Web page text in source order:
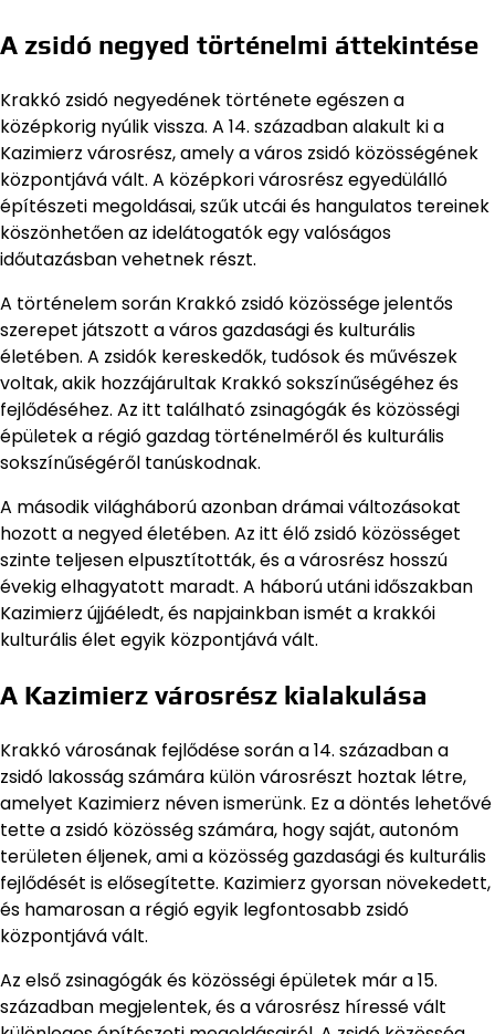
A zsidó negyed történelmi áttekintése
Krakkó zsidó negyedének története egészen a
középkorig nyúlik vissza. A 14. században alakult ki a
Kazimierz városrész, amely a város zsidó közösségének
központjává vált. A középkori városrész egyedülálló
építészeti megoldásai, szűk utcái és hangulatos tereinek
köszönhetően az idelátogatók egy valóságos
időutazásban vehetnek részt.
A történelem során Krakkó zsidó közössége jelentős
szerepet játszott a város gazdasági és kulturális
életében. A zsidók kereskedők, tudósok és művészek
voltak, akik hozzájárultak Krakkó sokszínűségéhez és
fejlődéséhez. Az itt található zsinagógák és közösségi
épületek a régió gazdag történelméről és kulturális
sokszínűségéről tanúskodnak.
A második világháború azonban drámai változásokat
hozott a negyed életében. Az itt élő zsidó közösséget
szinte teljesen elpusztították, és a városrész hosszú
évekig elhagyatott maradt. A háború utáni időszakban
Kazimierz újjáéledt, és napjainkban ismét a krakkói
kulturális élet egyik központjává vált.
A Kazimierz városrész kialakulása
Krakkó városának fejlődése során a 14. században a
zsidó lakosság számára külön városrészt hoztak létre,
amelyet Kazimierz néven ismerünk. Ez a döntés lehetővé
tette a zsidó közösség számára, hogy saját, autonóm
területen éljenek, ami a közösség gazdasági és kulturális
fejlődését is elősegítette. Kazimierz gyorsan növekedett,
és hamarosan a régió egyik legfontosabb zsidó
központjává vált.
Az első zsinagógák és közösségi épületek már a 15.
században megjelentek, és a városrész híressé vált